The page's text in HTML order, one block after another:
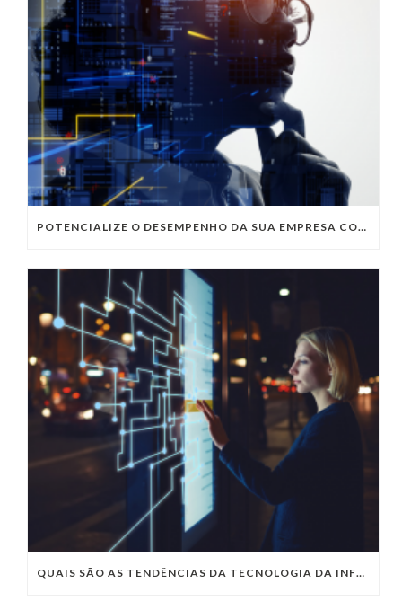
POTENCIALIZE O DESEMPENHO DA SUA EMPRESA COM OS SERVIÇOS DE TI DA VIVO VITA
QUAIS SÃO AS TENDÊNCIAS DA TECNOLOGIA DA INFORMAÇÃO PARA 2023?